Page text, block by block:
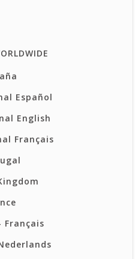
Español
English
Français
Français